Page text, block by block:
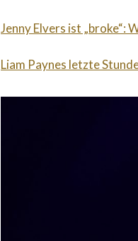
Jenny Elvers ist „broke“:
Liam Paynes letzte